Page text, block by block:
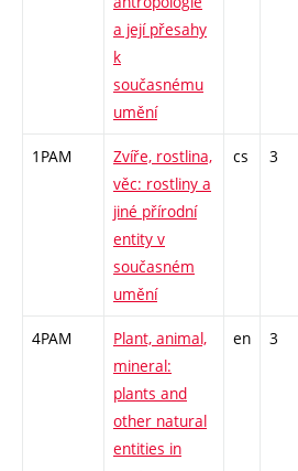
a její přesahy
k
současnému
umění
1PAM
Zvíře, rostlina,
věc: rostliny a
jiné přírodní
entity v
současném
umění
cs 3
4PAM
Plant, animal,
mineral:
plants and
other natural
entities in
en 3